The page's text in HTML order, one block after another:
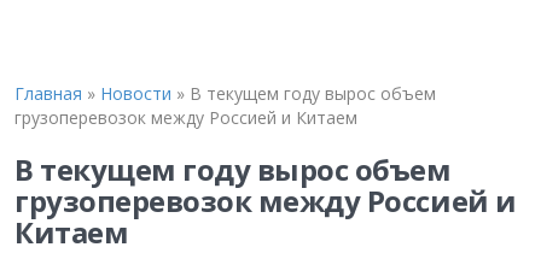
Главная » Новости » В текущем году вырос объем
грузоперевозок между Россией и Китаем
В текущем году вырос объем
грузоперевозок между Россией и
Китаем